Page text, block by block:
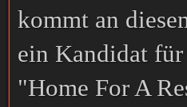
kommt an
ein Kandidat
"Home For A